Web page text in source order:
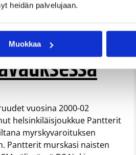
heidän palvelujaan.
Muokkaa
omaa
vuosina 2000-02
helsinkiläisjoukkue Pantterit
myrskyvaroituksen
Pantterit murskasi naisten